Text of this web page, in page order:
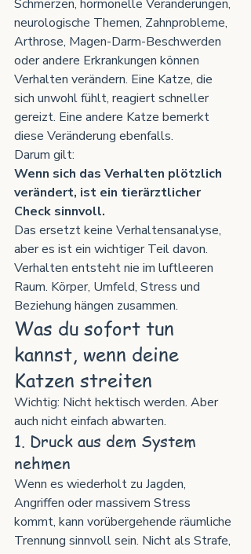
Schmerzen, hormonelle Veränderungen,
neurologische Themen, Zahnprobleme,
Arthrose, Magen-Darm-Beschwerden
oder andere Erkrankungen können
Verhalten verändern. Eine Katze, die
sich unwohl fühlt, reagiert schneller
gereizt. Eine andere Katze bemerkt
diese Veränderung ebenfalls.
Darum gilt:
Wenn sich das Verhalten plötzlich
verändert, ist ein tierärztlicher
Check sinnvoll.
Das ersetzt keine Verhaltensanalyse,
aber es ist ein wichtiger Teil davon.
Verhalten entsteht nie im luftleeren
Raum. Körper, Umfeld, Stress und
Beziehung hängen zusammen.
Was du sofort tun
kannst, wenn deine
Katzen streiten
Wichtig: Nicht hektisch werden. Aber
auch nicht einfach abwarten.
1. Druck aus dem System
nehmen
Wenn es wiederholt zu Jagden,
Angriffen oder massivem Stress
kommt, kann vorübergehende räumliche
Trennung sinnvoll sein. Nicht als Strafe,